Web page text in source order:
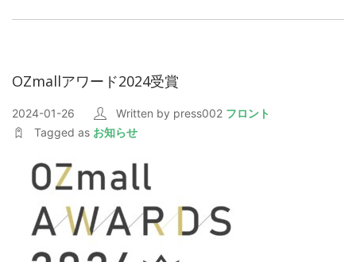
OZmallアワード2024受賞
2024-01-26 Written by press002 フロント
Tagged as お知らせ